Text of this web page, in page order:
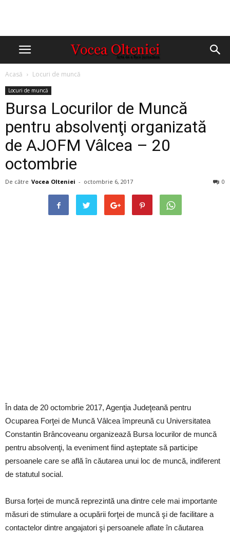
Acasă Locuri de muncă
Locuri de muncă
Bursa Locurilor de Muncă
pentru absolvenţi organizată
de AJOFM Vâlcea – 20
octombrie
De către Vocea Olteniei - octombrie 6, 2017 0
În data de 20 octombrie 2017, Agenţia Judeţeană pentru
Ocuparea Forţei de Muncă Vâlcea împreună cu Universitatea
Constantin Brâncoveanu organizează Bursa locurilor de muncă
pentru absolvenţi, la eveniment fiind aşteptate să participe
persoanele care se află în căutarea unui loc de muncă, indiferent
de statutul social.
Bursa forței de muncă reprezintă una dintre cele mai importante
măsuri de stimulare a ocupării forţei de muncă şi de facilitare a
contactelor dintre angajatori şi persoanele aflate în căutarea